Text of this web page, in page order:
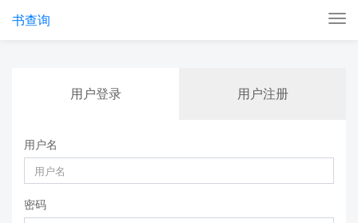
切
书查询
用户登录 用户注册
用户名
密码